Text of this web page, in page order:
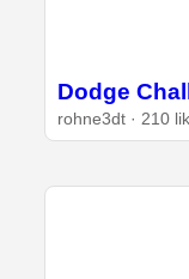
Dodge
rohne3dt · 210